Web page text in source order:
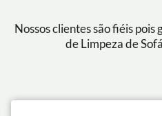
Nossos clientes são fiéis pois
de Limpeza de